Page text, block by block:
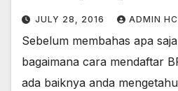
JULY 28, 2016 ADMIN HC
Sebelum membahas apa
bagaimana cara mendaftar
ada baiknya anda